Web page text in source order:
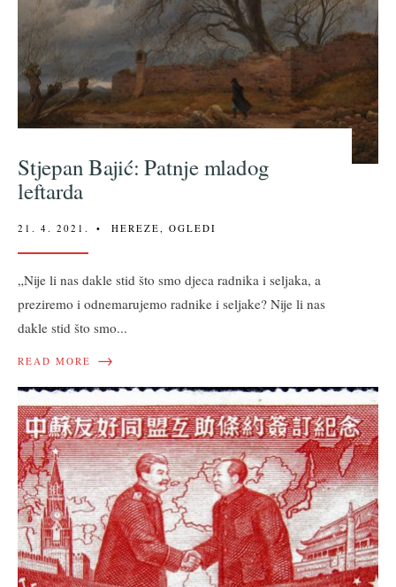
Stjepan Bajić: Patnje mladog
leftarda
21. 4. 2021. • HEREZE OGLEDI
„Nije li nas dakle stid što smo djeca radnika i seljaka, a
preziremo i odnemarujemo radnike i seljake? Nije li nas
dakle stid što smo...
READ MORE →